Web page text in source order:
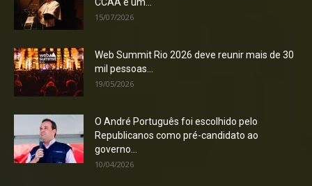
15/07/2026
Web Summit Rio 2026 deve reunir mais de 30
mil pessoas...
19/05/2026
O André Português foi escolhido pelo
Republicanos como pré-candidato ao
governo...
10/04/2026